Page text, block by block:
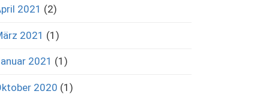
2021 (2)
2021 (1)
2021 (1)
2020 (1)